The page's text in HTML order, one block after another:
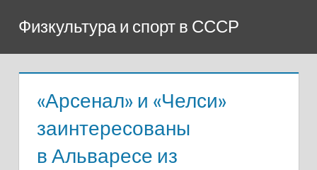
содержимому
Физкультура и спорт в СССР
«Арсенал» и «Челси»
заинтересованы
в Альваресе из